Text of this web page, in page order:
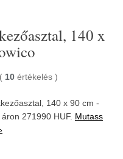
140 x
( 10 értékelés )
140 x 90 cm -
271990 HUF. Mutass